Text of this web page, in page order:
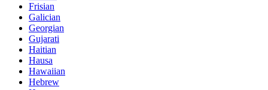
Frisian
Galician
Georgian
Gujarati
Haitian
Hausa
Hawaiian
Hebrew